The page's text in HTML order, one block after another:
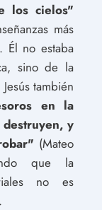
los cielos"
más
Él no estaba
sino de la
también
en la
y
(Mateo
que la
no es